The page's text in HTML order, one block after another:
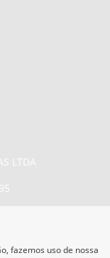
LTDA
fazemos uso de nossa